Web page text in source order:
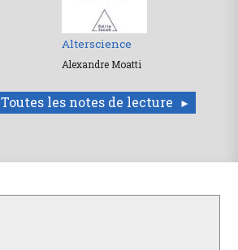
Alterscience
Alexandre Moatti
Toutes les notes de lecture